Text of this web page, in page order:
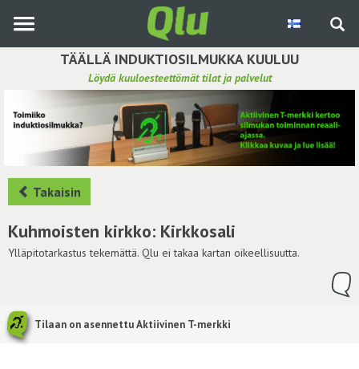
pääsisältöön
TÄÄLLÄ INDUKTIOSILMUKKA KUULUU
Löydä kuuloesteettömät tilat ja palvelut
Etsi induktiosilmukka
Tee ehdotus ja vaikuta kuulemiskokemukseen
Hae ehdotuksia
Käyttöohje
Yhteydenottopyyntö
Takaisin
Kuhmoisten kirkko: Kirkkosali
Ylläpitotarkastus tekemättä. Qlu ei takaa kartan oikeellisuutta.
Tilaan on asennettu Aktiivinen T-merkki